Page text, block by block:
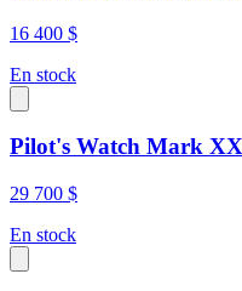
16 400 $
En stock
Pilot's Watch Mark
29 700 $
En stock